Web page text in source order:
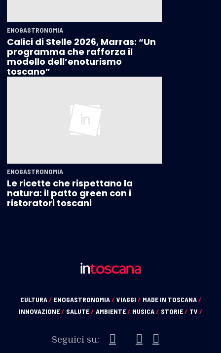
ENOGASTRONOMIA
Calici di Stelle 2026, Marras: “Un
programma che rafforza il
modello dell’enoturismo
toscano”
ENOGASTRONOMIA
Le ricette che rispettano la
natura: il patto green con i
ristoratori toscani
CULTURA/ ENOGASTRONOMIA/ VIAGGI / MADE IN TOSCANA/
INNOVAZIONE/ SALUTE/ AMBIENTE/ MUSICA/ STORIE/ TV /
Seguici su: